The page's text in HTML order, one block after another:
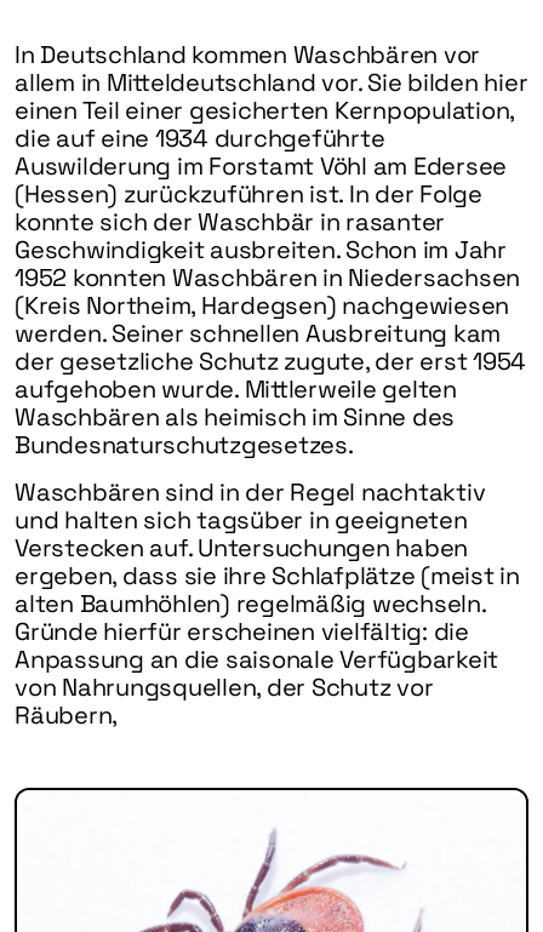
In Deutschland kommen Waschbären vor
allem in Mitteldeutschland vor. Sie bilden hier
einen Teil einer gesicherten Kernpopulation,
die auf eine 1934 durchgeführte
Auswilderung im Forstamt Vöhl am Edersee
(Hessen) zurückzuführen ist. In der Folge
konnte sich der Waschbär in rasanter
Geschwindigkeit ausbreiten. Schon im Jahr
1952 konnten Waschbären in Niedersachsen
(Kreis Northeim, Hardegsen) nachgewiesen
werden. Seiner schnellen Ausbreitung kam
der gesetzliche Schutz zugute, der erst 1954
aufgehoben wurde. Mittlerweile gelten
Waschbären als heimisch im Sinne des
Bundesnaturschutzgesetzes.
Waschbären sind in der Regel nachtaktiv
und halten sich tagsüber in geeigneten
Verstecken auf. Untersuchungen haben
ergeben, dass sie ihre Schlafplätze (meist in
alten Baumhöhlen) regelmäßig wechseln.
Gründe hierfür erscheinen vielfältig: die
Anpassung an die saisonale Verfügbarkeit
von Nahrungsquellen, der Schutz vor
Räubern,